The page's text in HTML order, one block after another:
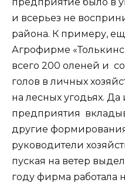
и всерьез не
района. К примеру,
Агрофирме
всего 200 оленей и
голов в личных
на лесных угодьях. Да
предприятия
другие
руководители
пуская на ветер
году фирма работала